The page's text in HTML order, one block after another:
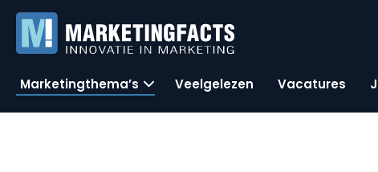
Marketingthema’s Veelgelezen Vacatures